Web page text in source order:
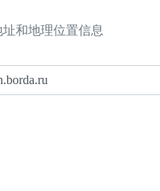
和地理位置信息